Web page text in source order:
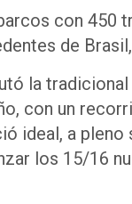
con 450
de
la
con un
ideal, a
los 15/16